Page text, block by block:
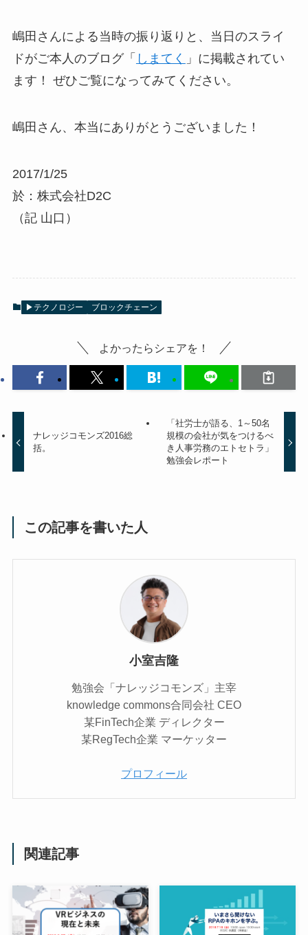
嶋田さんによる当時の振り返りと、当日のスライ
ドがご本人のブログ「 しまてく 」に掲載されてい
ます！ ぜひご覧になってみてください。
嶋田さん、本当にありがとうございました！
2017/1/25
於：株式会社D2C
（記 山口）
▶テクノロジー ブロックチェーン
よかったらシェアを！
ナレッジコモンズ2016総
括。
「社労士が語る、1～50名
規模の会社が気をつけるべ
き人事労務のエトセトラ」
勉強会レポート
この記事を書いた人
小室吉隆
勉強会「ナレッジコモンズ」主宰
knowledge commons合同会社 CEO
某FinTech企業 ディレクター
某RegTech企業 マーケッター
プロフィール
関連記事